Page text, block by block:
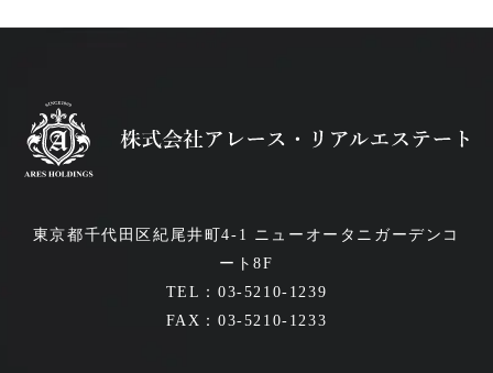
東京都千代田区紀尾井町4-1 ニューオータニガーデンコ
ート8F
TEL：03-5210-1239
FAX：03-5210-1233